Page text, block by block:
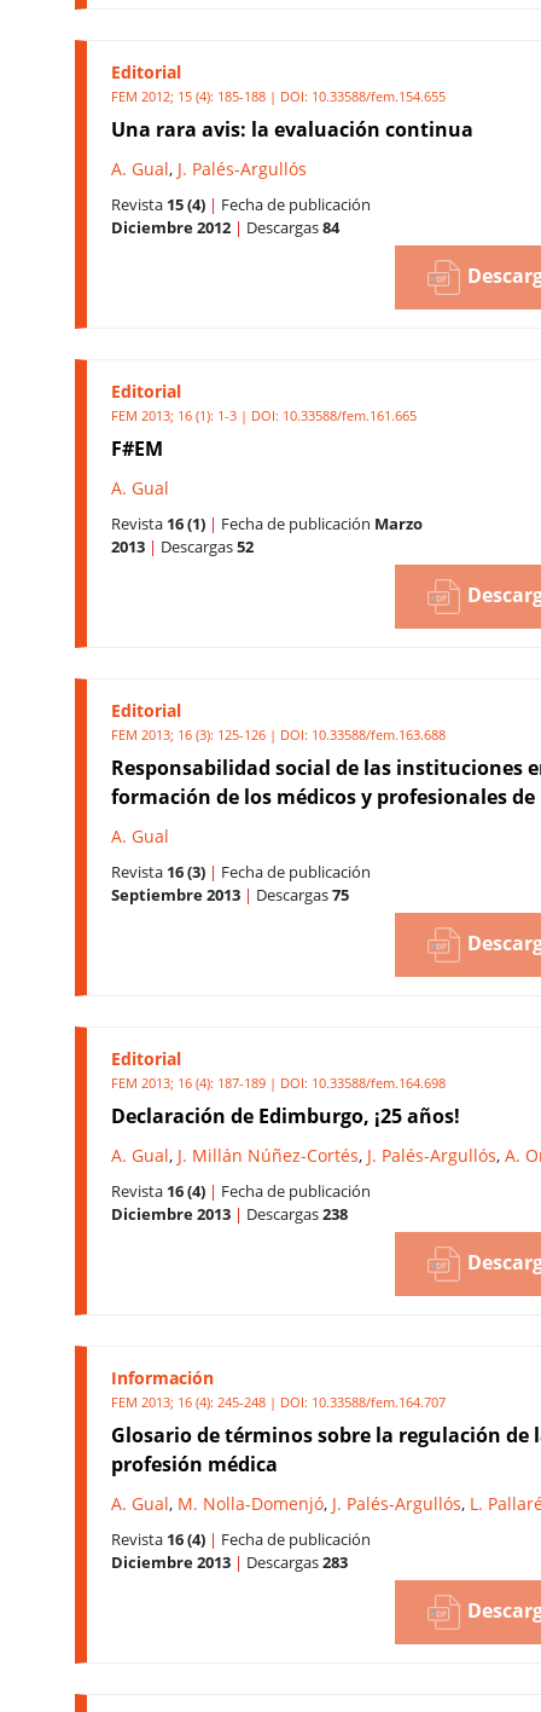
Editorial
FEM 2012; 15 (4): 185-188 | DOI: 10.33588/fem.154.655
Una rara avis: la evaluación continua
A. Gual, J. Palés-Argullós
Revista 15 (4) | Fecha de publicación
Diciembre 2012 | Descargas84
Editorial
FEM 2013; 16 (1): 1-3 | DOI: 10.33588/fem.161.665
F#EM
A. Gual
Revista 16 (1) | Fecha de publicación Marzo
2013 | Descargas52
Editorial
FEM 2013; 16 (3): 125-126 | DOI: 10.33588/fem.163.688
Responsabilidad social de las instituciones
formación de los médicos y profesionales
A. Gual
Revista 16 (3) | Fecha de publicación
Septiembre 2013 | Descargas75
Editorial
FEM 2013; 16 (4): 187-189 | DOI: 10.33588/fem.164.698
Declaración de Edimburgo, ¡25 años!
A. Gual, J. Millán Núñez-Cortés, J. Palés-Argullós, A.
Revista 16 (4) | Fecha de publicación
Diciembre 2013 | Descargas238
Información
FEM 2013; 16 (4): 245-248 | DOI: 10.33588/fem.164.707
Glosario de términos sobre la regulación de
profesión médica
A. Gual, M. Nolla-Domenjó, J. Palés-Argullós, L.
Revista 16 (4) | Fecha de publicación
Diciembre 2013 | Descargas283